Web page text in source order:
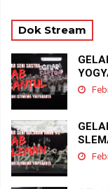
Dok Stream